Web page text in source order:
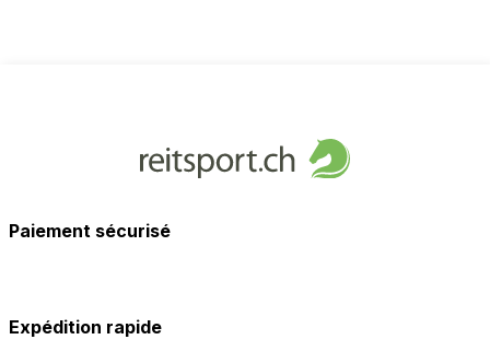
Paiement sécurisé
Expédition rapide